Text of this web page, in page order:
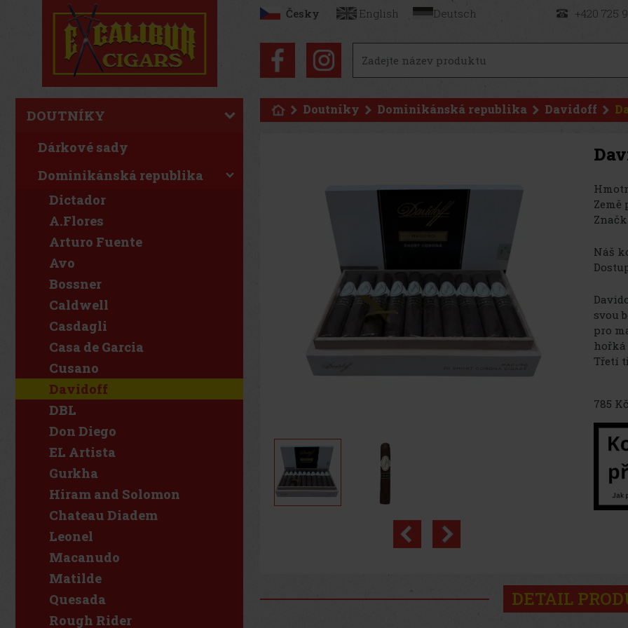
Česky English Deutsch +420 725
DOUTNÍKY
Dárkové sady
Dominikánská republika
Dictador
A.Flores
Arturo Fuente
Avo
Bossner
Caldwell
Casdagli
Casa de Garcia
Cusano
Davidoff
DBL
Don Diego
EL Artista
Gurkha
Hiram and Solomon
Chateau Diadem
Leonel
Macanudo
Matilde
Quesada
Rough Rider
Doutníky Dominikánská republika Davidoff
Země
Náš
svou
pro
hořká
Třetí
785
DETAIL